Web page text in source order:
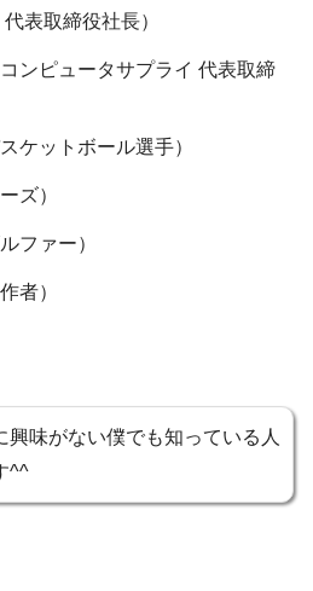
代表取締役社長）
コンピュータサプライ 代表取締
ケットボール選手）
ズ）
ファー）
者）
興味がない僕でも知っている人
^^